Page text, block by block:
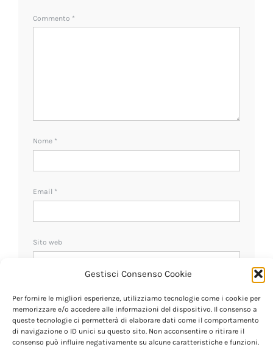
Gestisci Consenso Cookie
Per fornire le migliori esperienze, utilizziamo tecnologie come i cookie per
memorizzare e/o accedere alle informazioni del dispositivo. Il consenso a
queste tecnologie ci permetterà di elaborare dati come il comportamento
di navigazione o ID unici su questo sito. Non acconsentire o ritirare il
consenso può influire negativamente su alcune caratteristiche e funzioni.
Commento *
Nome *
Email *
Sito web